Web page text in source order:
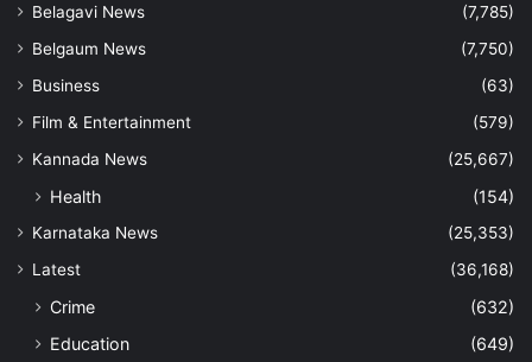
Belagavi News
(7,785)
Belgaum News
(7,750)
Business
(63)
Film & Entertainment
(579)
Kannada News
(25,667)
Health (154)
Karnataka News
(25,353)
Latest
(36,168)
Crime
(632)
Education
(649)